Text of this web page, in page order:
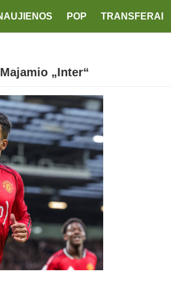
POP TRANSFERAI
„Inter“